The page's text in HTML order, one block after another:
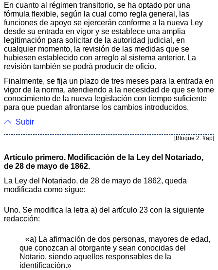
En cuanto al régimen transitorio, se ha optado por una
fórmula flexible, según la cual como regla general, las
funciones de apoyo se ejercerán conforme a la nueva Ley
desde su entrada en vigor y se establece una amplia
legitimación para solicitar de la autoridad judicial, en
cualquier momento, la revisión de las medidas que se
hubiesen establecido con arreglo al sistema anterior. La
revisión también se podrá producir de oficio.
Finalmente, se fija un plazo de tres meses para la entrada en
vigor de la norma, atendiendo a la necesidad de que se tome
conocimiento de la nueva legislación con tiempo suficiente
para que puedan afrontarse los cambios introducidos.
Subir
[Bloque 2: #ap]
Artículo primero. Modificación de la Ley del Notariado,
de 28 de mayo de 1862.
La Ley del Notariado, de 28 de mayo de 1862, queda
modificada como sigue:
Uno. Se modifica la letra a) del artículo 23 con la siguiente
redacción:
«a) La afirmación de dos personas, mayores de edad,
que conozcan al otorgante y sean conocidas del
Notario, siendo aquellos responsables de la
identificación.»